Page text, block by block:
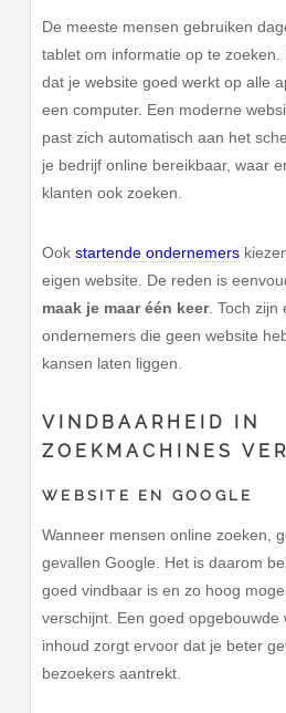
De meeste mensen gebruiken
tablet om informatie op te
dat je website goed werkt op alle
een computer. Een moderne
past zich automatisch aan het
je bedrijf online bereikbaar, waar
klanten ook zoeken.
Ookstartende ondernemers
eigen website. De reden is
maak je maar één keer. Toch zijn
ondernemers die geen website
kansen laten liggen.
VINDBAARHEID IN
ZOEKMACHINES
WEBSITE EN GOOGLE
Wanneer mensen online zoeken,
gevallen Google. Het is daarom
goed vindbaar is en zo hoog
verschijnt. Een goed opgebouwde
inhoud zorgt ervoor dat je beter
bezoekers aantrekt.